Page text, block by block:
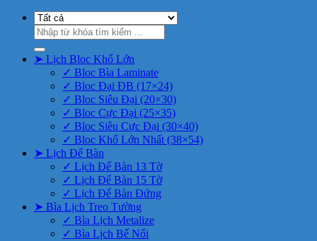
Tìm
kiếm:
➤ Lịch Bloc Khổ Lớn
✓ Bloc Bìa Laminate
✓ Bloc Đại ĐB (17×24)
✓ Bloc Siêu Đại (20×30)
✓ Bloc Cực Đại (25×35)
✓ Bloc Siêu Cực Đại (30×40)
✓ Bloc Khổ Lớn Nhất (38×54)
➤ Lịch Để Bàn
✓ Lịch Để Bàn 13 Tờ
✓ Lịch Để Bàn 15 Tờ
✓ Lịch Để Bàn Đứng
➤ Bìa Lịch Treo Tường
✓ Bìa Lịch Metalize
✓ Bìa Lịch Bế Nổi